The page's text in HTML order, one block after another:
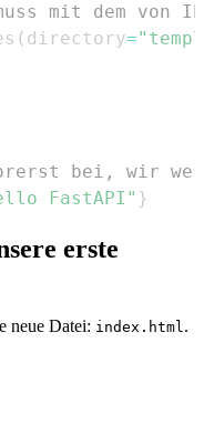
mit dem von
( directory=
bei, wir
FastAPI" }
erste
neue Datei: index.html.